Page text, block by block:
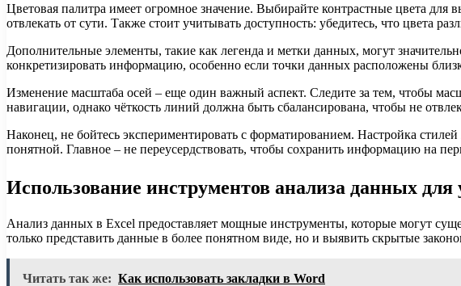
Цветовая палитра имеет огромное значение. Выбирайте контрастные цвета
отвлекать от сути. Также стоит учитывать доступность: убедитесь, что цвета
Дополнительные элементы, такие как легенда и метки данных, могут
конкретизировать информацию, особенно если точки данных расположены
Изменение масштаба осей – еще один важный аспект. Следите за тем, чтобы
навигации, однако чёткость линий должна быть сбалансирована, чтобы не
Наконец, не бойтесь экспериментировать с форматированием. Настройка
понятной. Главное – не переусердствовать, чтобы сохранить информацию на
Использование инструментов анализа данных
Анализ данных в Excel предоставляет мощные инструменты, которые могут
только представить данные в более понятном виде, но и выявить скрытые
Читать так же: Как использовать закладки в Word